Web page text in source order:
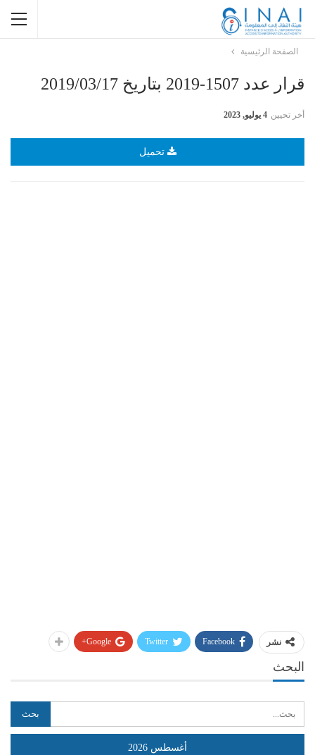
الصفحة الرئيسية
قرار عدد 1507-2019 بتاريخ 2019/03/17
أخر تحيين 4 يوليو, 2023
تحميل
نشر Facebook
Twitter
Google+
البحث
أغسطس 2026